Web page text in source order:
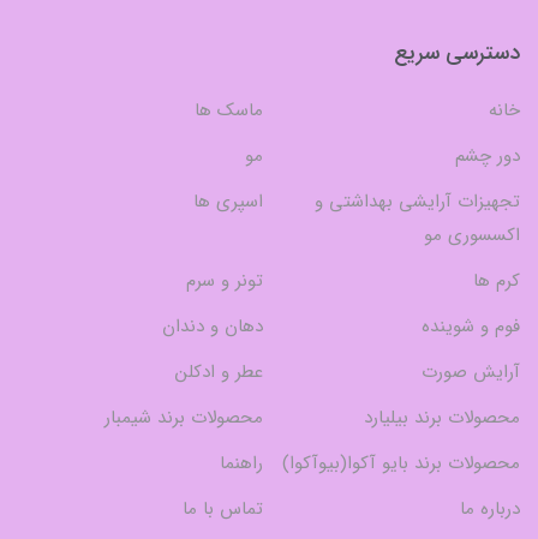
دسترسی سریع
خانه
ماسک ها
دور چشم
مو
تجهیزات آرایشی بهداشتی و
اکسسوری مو
اسپری ها
کرم ها
تونر و سرم
فوم و شوینده
دهان و دندان
آرایش صورت
عطر و ادکلن
محصولات برند بیلیارد
محصولات برند شیمبار
محصولات برند بایو آکوا(بیوآکوا)
راهنما
درباره ما
تماس با ما